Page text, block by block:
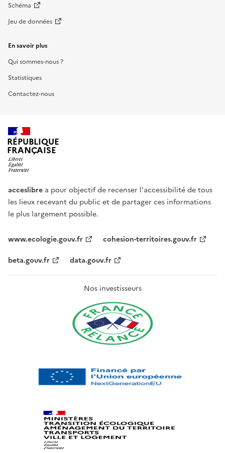
Schéma
Jeu de données
En savoir plus
Qui sommes-nous ?
Statistiques
Contactez-nous
RÉPUBLIQUE
FRANÇAISE
acceslibre a pour objectif de recenser l'accessibilité de tous
les lieux recevant du public et de partager ces informations
le plus largement possible.
www.ecologie.gouv.fr
cohesion-territoires.gouv.fr
beta.gouv.fr
data.gouv.fr
Nos investisseurs